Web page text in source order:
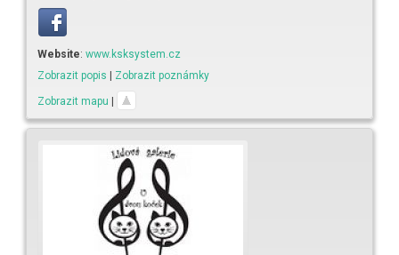
Website: www.ksksystem.cz
Zobrazit popis
Zobrazit poznámky
Zobrazit mapu